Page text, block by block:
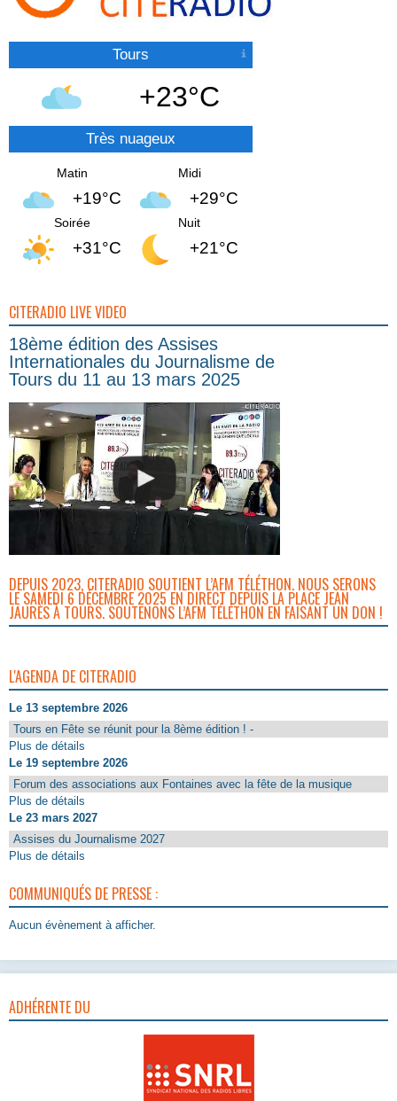
Tours
+23°C
Très nuageux
Matin
+19°C
Midi
+29°C
Soirée
+31°C
Nuit
+21°C
CITERADIO LIVE VIDEO
18ème édition des Assises
Internationales du Journalisme de
Tours du 11 au 13 mars 2025
DEPUIS 2023, CITERADIO SOUTIENT L’AFM TÉLÉTHON. NOUS SERONS
LE SAMEDI 6 DÉCEMBRE 2025 EN DIRECT DEPUIS LA PLACE JEAN
JAURÈS À TOURS. SOUTENONS L’AFM TÉLÉTHON EN FAISANT UN DON !
L'AGENDA DE CITERADIO
Le 13 septembre 2026
Tours en Fête se réunit pour la 8ème édition ! -
Plus de détails
Le 19 septembre 2026
Forum des associations aux Fontaines avec la fête de la musique
Plus de détails
Le 23 mars 2027
Assises du Journalisme 2027
Plus de détails
COMMUNIQUÉS DE PRESSE :
Aucun évènement à afficher.
ADHÉRENTE DU